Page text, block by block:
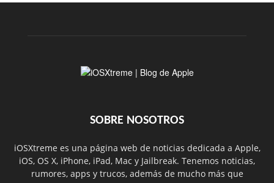
SOBRE NOSOTROS
iOSXtreme es una página web de noticias dedicada a Apple,
iOS, OS X, iPhone, iPad, Mac y Jailbreak. Tenemos noticias,
rumores, apps y trucos, además de mucho más que